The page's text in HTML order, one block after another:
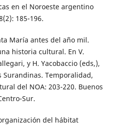
en el Noroeste argentino
185-196.
María antes del año mil.
historia cultural. En V.
y H. Yacobaccio (eds,),
Surandinas. Temporalidad,
del NOA: 203-220. Buenos
Sur.
del hábitat